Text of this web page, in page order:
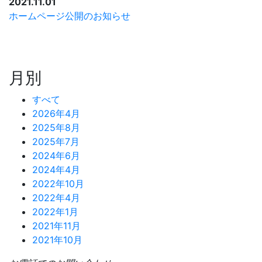
ホームページ公開のお知らせ
月別
すべて
2026年4月
2025年8月
2025年7月
2024年6月
2024年4月
2022年10月
2022年4月
2022年1月
2021年11月
2021年10月